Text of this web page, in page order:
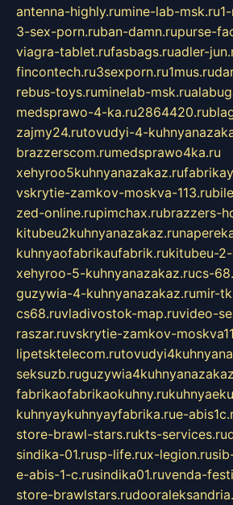
antenna-highly.rumine-lab-msk.ru
3-sex-porn.ruban-damn.rupurse-
viagra-tablet.rufasbags.ruadler-
fincontech.ru3sexporn.ru1mus.ru
rebus-toys.ruminelab-msk.ru
medsprawo-4-ka.ru2864420.ru
zajmy24.rutovudyi-4-
brazzerscom.rumedsprawo4ka.ru
xehyroo5kuhnyanazakaz.ru
vskrytie-zamkov-moskva-113.ru
zed-online.rupimchax.rubrazzers-
kitubeu2kuhnyanazakaz.ru
kuhnyaofabrikaufabrik.rukitubeu-
xehyroo-5-kuhnyanazakaz.rucs-
guzywia-4-kuhnyanazakaz.rumir-
cs68.ruvladivostok-map.ruvideo-
raszar.ruvskrytie-zamkov-
lipetsktelecom.ru
seksuzb.ru
fabrikaofabrikaokuhny.ru
kuhnyaykuhnyayfabrika.rue-
store-brawl-stars.rukts-services.ru
sindika-01.rusp-life.rux-legion.ru
e-abis-1-c.rusindika01.ruvenda-
store-brawlstars.ru